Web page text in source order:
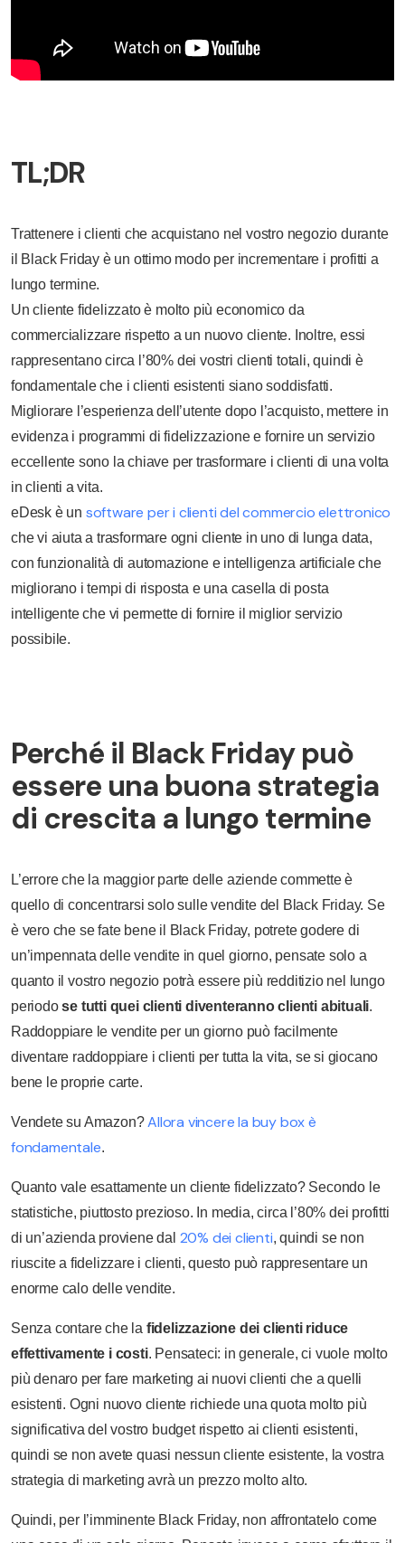
TL;DR
Trattenere i clienti che acquistano nel vostro negozio durante
il Black Friday è un ottimo modo per incrementare i profitti a
lungo termine.
Un cliente fidelizzato è molto più economico da
commercializzare rispetto a un nuovo cliente. Inoltre, essi
rappresentano circa l’80% dei vostri clienti totali, quindi è
fondamentale che i clienti esistenti siano soddisfatti.
Migliorare l’esperienza dell’utente dopo l’acquisto, mettere in
evidenza i programmi di fidelizzazione e fornire un servizio
eccellente sono la chiave per trasformare i clienti di una volta
in clienti a vita.
eDesk è un software per i clienti del commercio elettronico
che vi aiuta a trasformare ogni cliente in uno di lunga data,
con funzionalità di automazione e intelligenza artificiale che
migliorano i tempi di risposta e una casella di posta
intelligente che vi permette di fornire il miglior servizio
possibile.
Perché il Black Friday può
essere una buona strategia
di crescita a lungo termine
L’errore che la maggior parte delle aziende commette è
quello di concentrarsi solo sulle vendite del Black Friday. Se
è vero che se fate bene il Black Friday, potrete godere di
un’impennata delle vendite in quel giorno, pensate solo a
quanto il vostro negozio potrà essere più redditizio nel lungo
periodose tutti quei clienti diventeranno clienti abituali.
Raddoppiare le vendite per un giorno può facilmente
diventare raddoppiare i clienti per tutta la vita, se si giocano
bene le proprie carte.
Vendete su Amazon?Allora vincere la buy box è
fondamentale.
Quanto vale esattamente un cliente fidelizzato? Secondo le
statistiche, piuttosto prezioso. In media, circa l’80% dei profitti
di un’azienda proviene dal 20% dei clienti, quindi se non
riuscite a fidelizzare i clienti, questo può rappresentare un
enorme calo delle vendite.
Senza contare che la fidelizzazione dei clienti riduce
effettivamente i costi. Pensateci: in generale, ci vuole molto
più denaro per fare marketing ai nuovi clienti che a quelli
esistenti. Ogni nuovo cliente richiede una quota molto più
significativa del vostro budget rispetto ai clienti esistenti,
quindi se non avete quasi nessun cliente esistente, la vostra
strategia di marketing avrà un prezzo molto alto.
Quindi, per l’imminente Black Friday, non affrontatelo come